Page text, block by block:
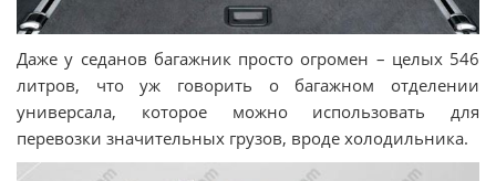
Даже у седанов багажник просто огромен – целых 546
литров, что уж говорить о багажном отделении
универсала, которое можно использовать для
перевозки значительных грузов, вроде холодильника.